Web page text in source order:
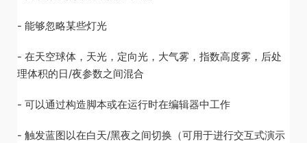
- 能够忽略某些灯光
- 在天空球体，天光，定向光，大气雾，指数高度雾，后处
理体积的日/夜参数之间混合
- 可以通过构造脚本或在运行时在编辑器中工作
- 触发蓝图以在白天/黑夜之间切换（可用于进行交互式演示